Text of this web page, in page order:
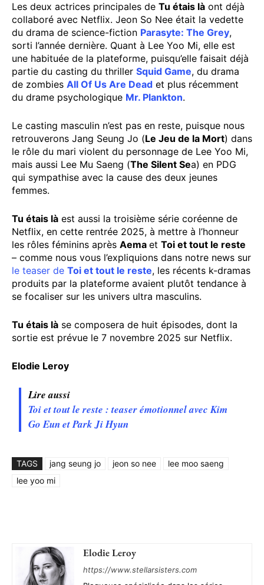
Les deux actrices principales de Tu étais là ont déjà
collaboré avec Netflix. Jeon So Nee était la vedette
du drama de science-fiction Parasyte: The Grey,
sorti l’année dernière. Quant à Lee Yoo Mi, elle est
une habituée de la plateforme, puisqu’elle faisait déjà
partie du casting du thriller Squid Game, du drama
de zombies All Of Us Are Dead et plus récemment
du drame psychologique Mr. Plankton.
Le casting masculin n’est pas en reste, puisque nous
retrouverons Jang Seung Jo (Le Jeu de la Mort) dans
le rôle du mari violent du personnage de Lee Yoo Mi,
mais aussi Lee Mu Saeng (The Silent Sea) en PDG
qui sympathise avec la cause des deux jeunes
femmes.
Tu étais là est aussi la troisième série coréenne de
Netflix, en cette rentrée 2025, à mettre à l’honneur
les rôles féminins après Aema et Toi et tout le reste
– comme nous vous l’expliquions dans notre news sur
le teaser de Toi et tout le reste, les récents k-dramas
produits par la plateforme avaient plutôt tendance à
se focaliser sur les univers ultra masculins.
Tu étais là se composera de huit épisodes, dont la
sortie est prévue le 7 novembre 2025 sur Netflix.
Elodie Leroy
Lire aussi
Toi et tout le reste : teaser émotionnel avec Kim
Go Eun et Park Ji Hyun
TAGS jang seung jo jeon so nee
lee moo saeng
lee yoo mi
Elodie Leroy
https://www.stellarsisters.com